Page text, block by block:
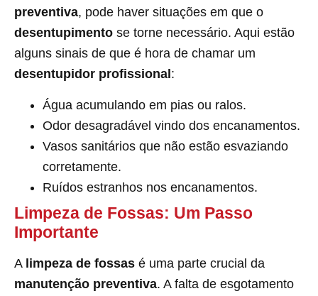
preventiva, pode haver situações em que o
desentupimento se torne necessário. Aqui estão
alguns sinais de que é hora de chamar um
desentupidor profissional :
Água acumulando em pias ou ralos.
Odor desagradável vindo dos encanamentos.
Vasos sanitários que não estão esvaziando
corretamente.
Ruídos estranhos nos encanamentos.
Limpeza de Fossas: Um Passo
Importante
A limpeza de fossas é uma parte crucial da
manutenção preventiva. A falta de esgotamento